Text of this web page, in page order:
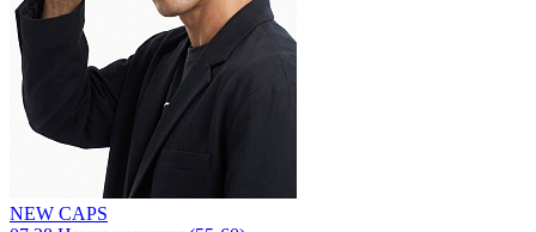
NEW CAPS